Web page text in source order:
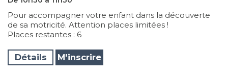
Pour accompagner votre enfant dans la découverte
de sa motricité. Attention places limitées !
Places restantes : 6
Détails M'inscrire